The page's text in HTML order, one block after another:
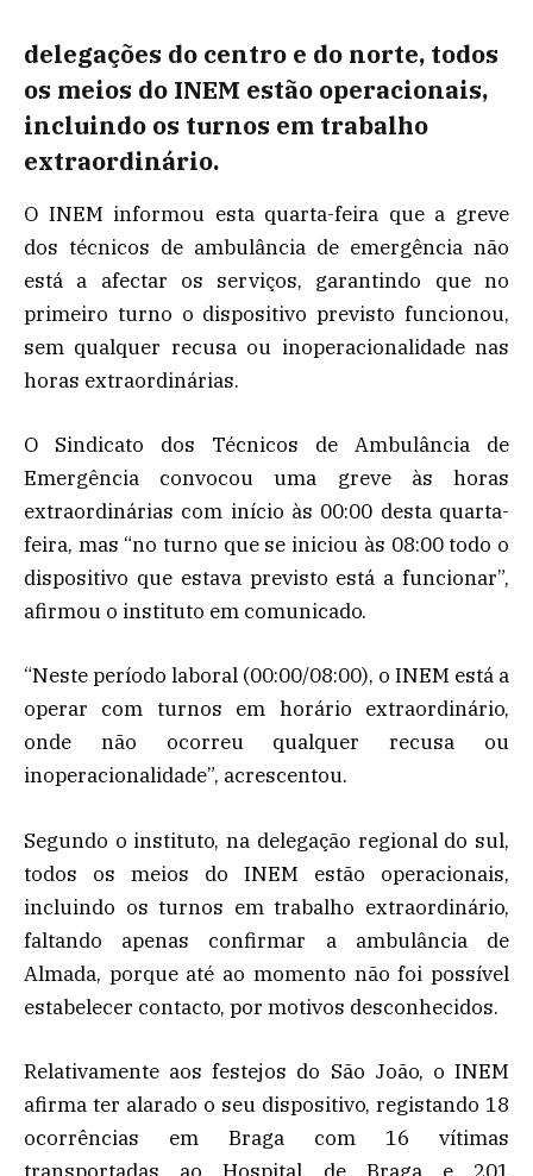
delegações do centro e do norte, todos
os meios do INEM estão operacionais,
incluindo os turnos em trabalho
extraordinário.
O INEM informou esta quarta-feira que a greve
dos técnicos de ambulância de emergência não
está a afectar os serviços, garantindo que no
primeiro turno o dispositivo previsto funcionou,
sem qualquer recusa ou inoperacionalidade nas
horas extraordinárias.
O Sindicato dos Técnicos de Ambulância de
Emergência convocou uma greve às horas
extraordinárias com início às 00:00 desta quarta-
feira, mas “no turno que se iniciou às 08:00 todo o
dispositivo que estava previsto está a funcionar”,
afirmou o instituto em comunicado.
“Neste período laboral (00:00/08:00), o INEM está a
operar com turnos em horário extraordinário,
onde não ocorreu qualquer recusa ou
inoperacionalidade”, acrescentou.
Segundo o instituto, na delegação regional do sul,
todos os meios do INEM estão operacionais,
incluindo os turnos em trabalho extraordinário,
faltando apenas confirmar a ambulância de
Almada, porque até ao momento não foi possível
estabelecer contacto, por motivos desconhecidos.
Relativamente aos festejos do São João, o INEM
afirma ter alarado o seu dispositivo, registando 18
ocorrências em Braga com 16 vítimas